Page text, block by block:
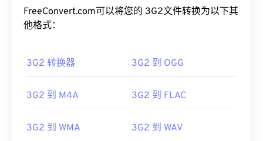
FreeConvert.com可以将您的 3G2文件转换为以下其
他格式：
3G2 转换器 3G2 到 OGG
3G2 到 M4A 3G2 到 FLAC
3G2 到 WMA 3G2 到 WAV